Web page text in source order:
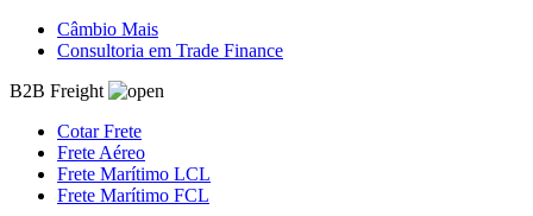
Câmbio Mais
Consultoria em Trade Finance
B2B Freight
Cotar Frete
Frete Aéreo
Frete Marítimo LCL
Frete Marítimo FCL